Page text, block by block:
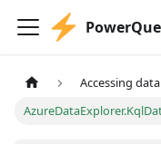
Accessing data